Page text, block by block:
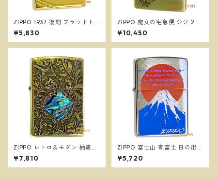
ZIPPO 1937 復刻 フラットト
ップ ハイポリッシュブラス 27
0 真鍮 ダイアゴナルライン 定
番 ジッポー オイルライター
¥5,830
ZIPPO 魔女の宅急便 ジジ 2 ス
タジオジブリ ジッポー オイル
ライター NZ-48
¥10,450
ZIPPO レトロ＆モダン 柄違い
両面加工 シェル 貝貼り ジッポ
ー オイルライター
¥7,810
ZIPPO 富士山 青富士 日の出
縁起物 和柄 ジッポー オイルラ
イター
¥5,720